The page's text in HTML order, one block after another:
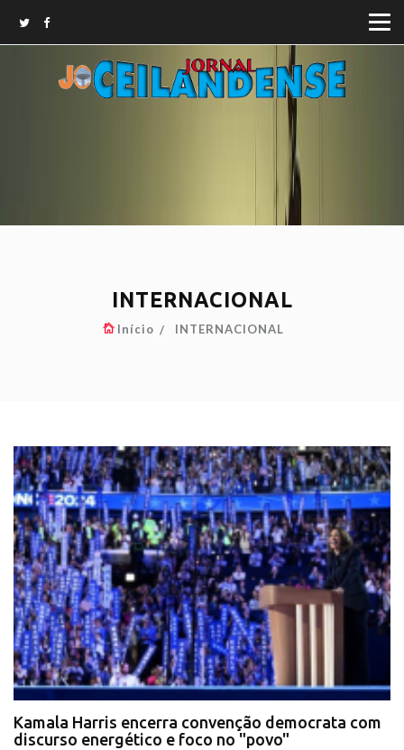
INTERNACIONAL
Início INTERNACIONAL
Kamala Harris encerra convenção democrata com
discurso energético e foco no "povo"